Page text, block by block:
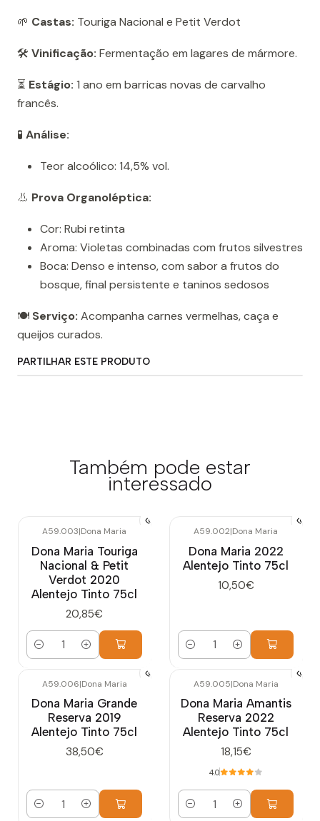
🌱 Castas: Touriga Nacional e Petit Verdot
🛠️ Vinificação: Fermentação em lagares de mármore.
⏳ Estágio: 1 ano em barricas novas de carvalho
francês.
🧪 Análise:
Teor alcoólico: 14,5% vol.
👃 Prova Organoléptica:
Cor: Rubi retinta
Aroma: Violetas combinadas com frutos silvestres
Boca: Denso e intenso, com sabor a frutos do
bosque, final persistente e taninos sedosos
🍽️ Serviço: Acompanha carnes vermelhas, caça e
queijos curados.
PARTILHAR ESTE PRODUTO
Também pode estar
interessado
A59.003|Dona Maria
Dona Maria Touriga
Nacional & Petit
Verdot 2020
Alentejo Tinto 75cl
20,85€
Quantidade
A59.002|Dona Maria
Dona Maria 2022
Alentejo Tinto 75cl
10,50€
Quantidade
A59.006|Dona Maria
Dona Maria Grande
Reserva 2019
Alentejo Tinto 75cl
38,50€
Quantidade
A59.005|Dona Maria
Dona Maria Amantis
Reserva 2022
Alentejo Tinto 75cl
18,15€
4.0
Quantidade